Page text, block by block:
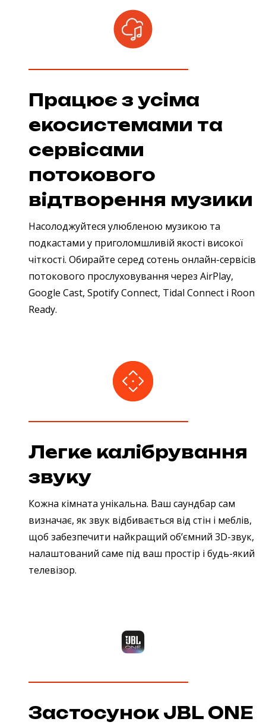
Працює з усіма
екосистемами та
сервісами
потокового
відтворення музики
Насолоджуйтеся улюбленою музикою та
подкастами у приголомшливій якості високої
чіткості. Обирайте серед сотень онлайн-сервісів
потокового прослуховування через AirPlay,
Google Cast, Spotify Connect, Tidal Connect і Roon
Ready.
Легке калібрування
звуку
Кожна кімната унікальна. Ваш саундбар сам
визначає, як звук відбивається від стін і меблів,
щоб забезпечити найкращий об’ємний 3D-звук,
налаштований саме під ваш простір і будь-який
телевізор.
Застосунок JBL ONE